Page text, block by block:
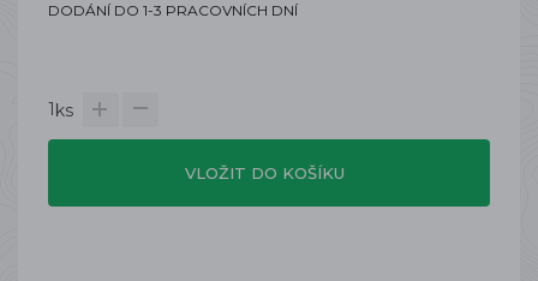
DODÁNÍ DO 1-3 PRACOVNÍCH DNÍ
1ks
VLOŽIT DO KOŠÍKU